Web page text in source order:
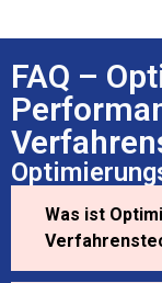
FAQ –
Was ist